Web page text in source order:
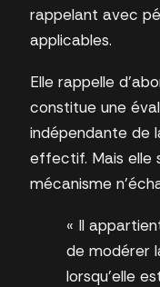
rappelant avec
applicables.
Elle rappelle
constitue une
indépendante de
effectif. Mais elle
mécanisme
« Il
de modérer
lorsqu’elle